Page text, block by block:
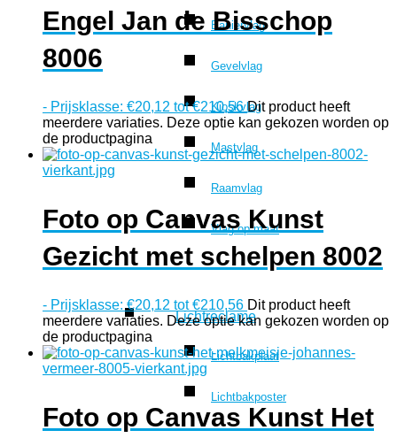
Baniervlag
Gevelvlag
Kioskvlag
Mastvlag
Raamvlag
Vlag op maat
Lichtreclame
Lichtbakplaat
Lichtbakposter
Engel Jan de Bisschop
8006
- Prijsklasse: €20,12 tot €210,56 Dit product heeft
meerdere variaties. Deze optie kan gekozen worden op
de productpagina
Foto op Canvas Kunst
Gezicht met schelpen 8002
- Prijsklasse: €20,12 tot €210,56 Dit product heeft
meerdere variaties. Deze optie kan gekozen worden op
de productpagina
Foto op Canvas Kunst Het